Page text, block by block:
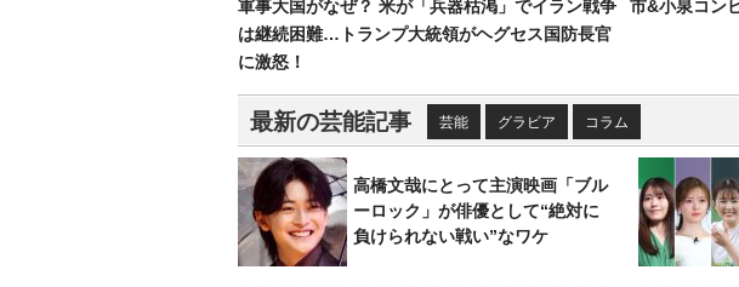
軍事大国がなぜ？ 米が「兵器枯渇」でイラン戦争
は継続困難…トランプ大統領がヘグセス国防長官
に激怒！
市&小泉コン
最新の芸能記事 芸能 グラビア コラム
高橋文哉にとって主演映画「ブル
ーロック」が俳優として“絶対に
負けられない戦い”なワケ